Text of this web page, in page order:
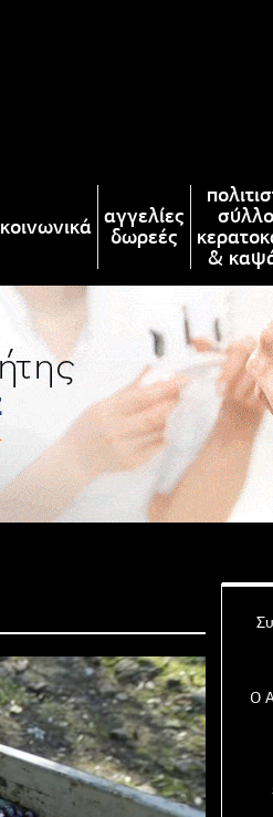
κοινωνικά αγγελίες
δωρεές
&
Ο